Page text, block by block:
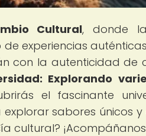
Cultural, donde
experiencias
con la autenticidad de
Explorando
el fascinante
sabores únicos
cultural?